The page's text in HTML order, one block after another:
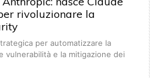
rivoluzionare la
per automatizzare la
vulnerabilità e la mitigazione dei